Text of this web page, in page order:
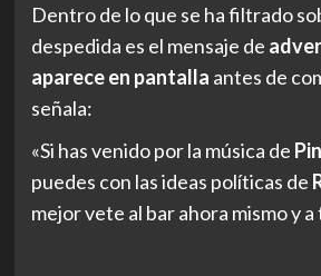
Dentro de lo que se ha filtrado
despedida es el mensaje de
aparece en pantalla antes de
señala:
«Si has venido por la música de
puedes con las ideas políticas de
mejor vete al bar ahora mismo y a